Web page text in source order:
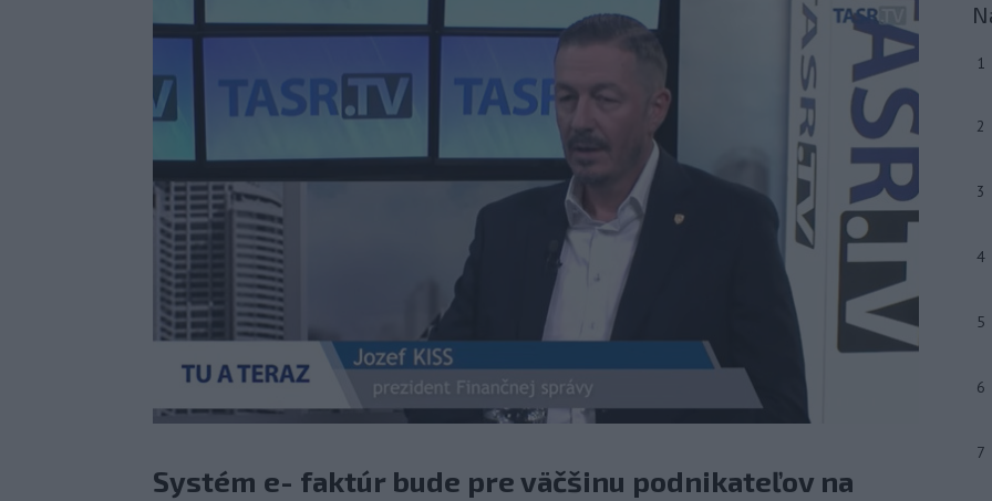
Systém e- faktúr bude pre väčšinu podnikateľov na
1
2
3
4
5
6
7